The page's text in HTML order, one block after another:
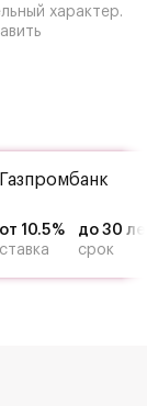
характер.
Газпромбанк
от 10.5%
ставка
до 30
срок